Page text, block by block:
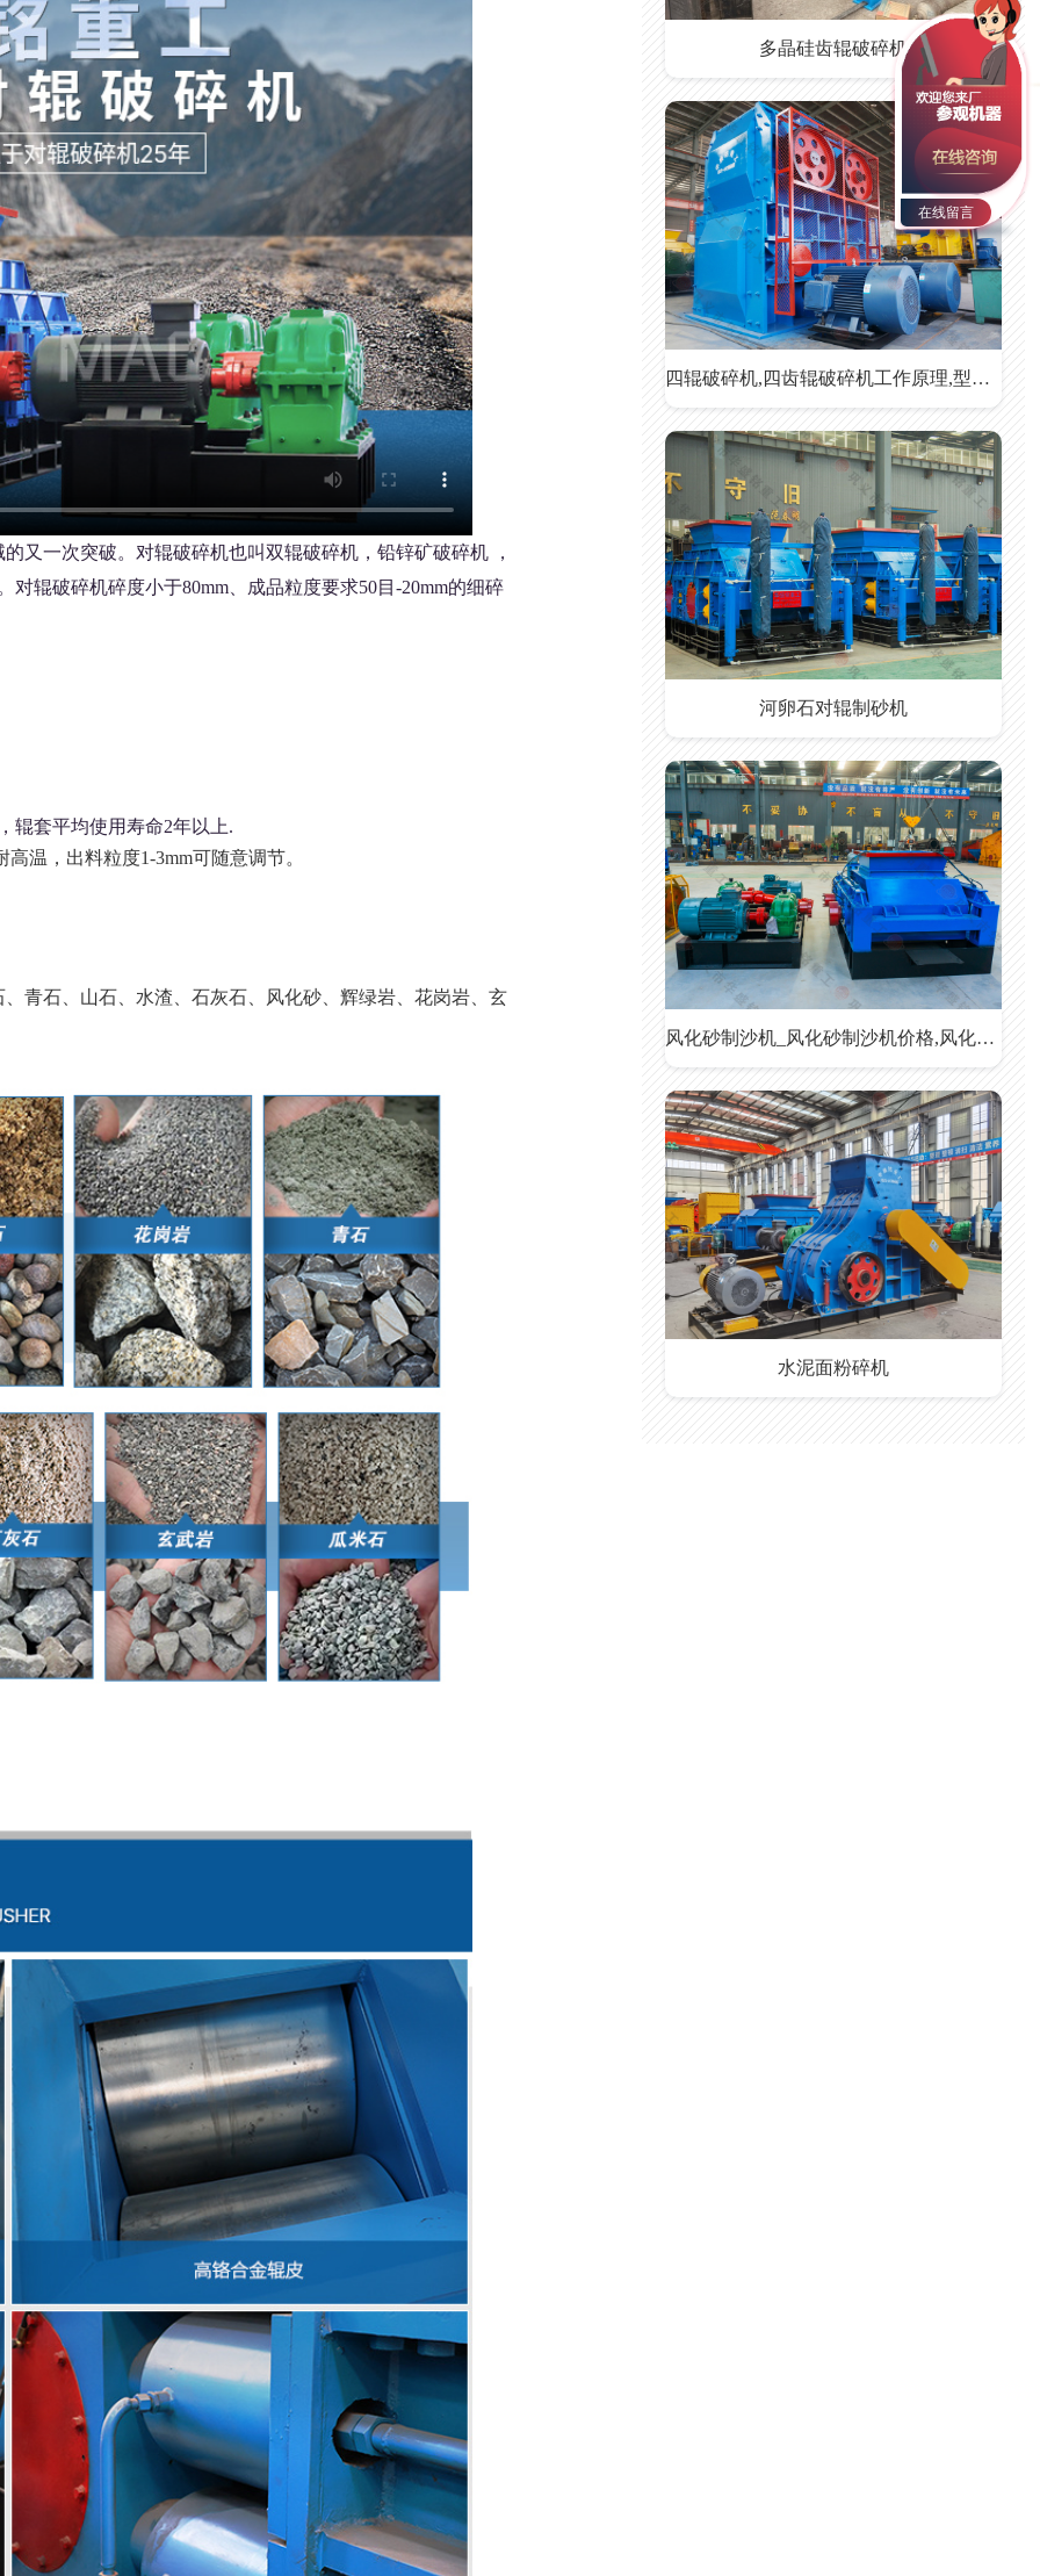
又一次突破。对辊破碎机也叫双辊破碎机，铅锌矿破碎机 ，
辊破碎机碎度小于80mm、成品粒度要求50目-20mm的细碎
辊套平均使用寿命2年以上.
温，出料粒度1-3mm可随意调节。
青石、山石、水渣、石灰石、风化砂、辉绿岩、花岗岩、玄
多晶硅齿辊破碎机
四辊破碎机,四齿辊破碎机工作原理,型号参数
河卵石对辊制砂机
风化砂制沙机_风化砂制沙机价格,风化砂制沙机厂家
水泥面粉碎机
在线留言